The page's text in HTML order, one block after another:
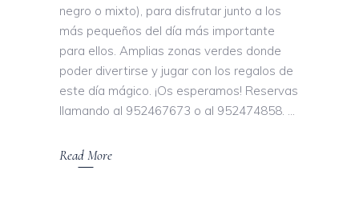
negro o mixto), para disfrutar junto a los
más pequeños del día más importante
para ellos. Amplias zonas verdes donde
poder divertirse y jugar con los regalos de
este día mágico. ¡Os esperamos! Reservas
llamando al 952467673 o al 952474858.
Read More